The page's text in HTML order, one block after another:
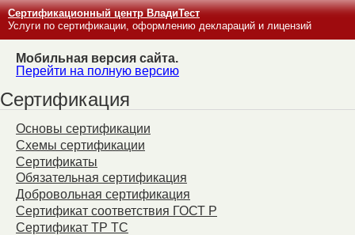
Сертификационный центр ВладиТест
Услуги по сертификации, оформлению деклараций и лицензий
Мобильная версия сайта.
Перейти на полную версию
Сертификация
Основы сертификации
Схемы сертификации
Сертификаты
Обязательная сертификация
Добровольная сертификация
Сертификат соответствия ГОСТ Р
Сертификат ТР ТС